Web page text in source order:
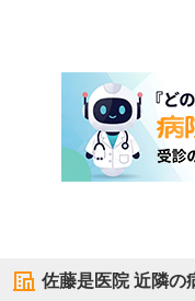
佐藤是医院近隣の